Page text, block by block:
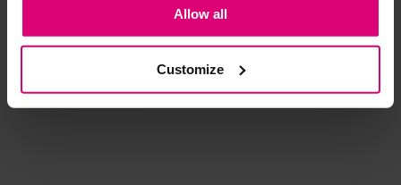
Allow all
Customize
Barrel bruin
€ 169,90